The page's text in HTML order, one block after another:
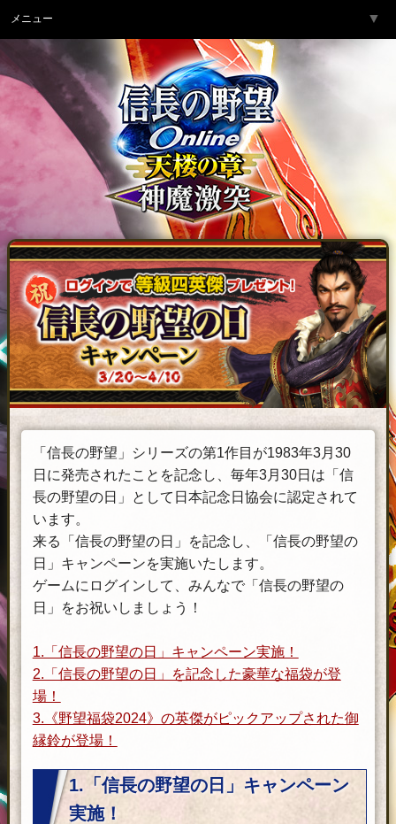
メニュー ▼
トップページ
ゲーム紹介
サービス
コミュニティ
ネットカフェ ▼
「信長の野望」シリーズの第1作目が1983年3月30
日に発売されたことを記念し、毎年3月30日は「信
長の野望の日」として日本記念日協会に認定されて
います。
来る「信長の野望の日」を記念し、「信長の野望の
日」キャンペーンを実施いたします。
ゲームにログインして、みんなで「信長の野望の
日」をお祝いしましょう！
1.「信長の野望の日」キャンペーン実施！
2.「信長の野望の日」を記念した豪華な福袋が登
場！
3.《野望福袋2024》の英傑がピックアップされた御
縁鈴が登場！
1.「信長の野望の日」キャンペーン
実施！